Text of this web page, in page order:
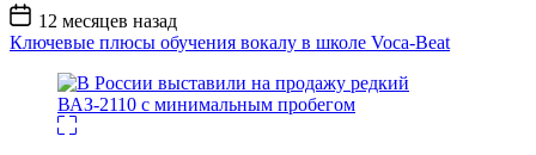
Дата
записи
12 месяцев назад
Ключевые плюсы обучения вокалу в школе Voca-Beat